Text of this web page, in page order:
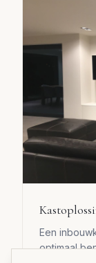
Een
optimaal